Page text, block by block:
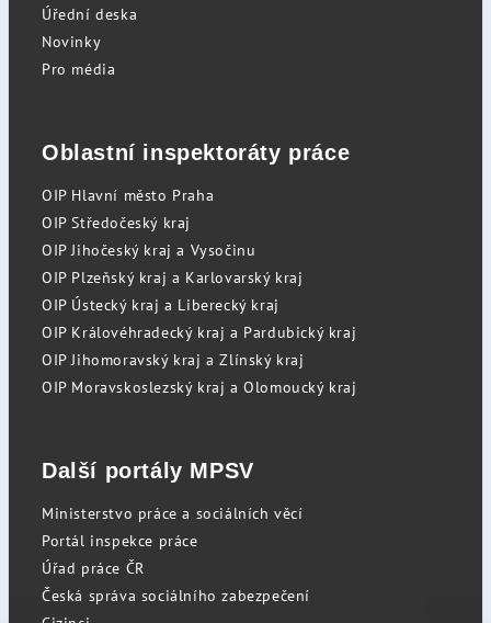
Úřední deska
Novinky
Pro média
Oblastní inspektoráty práce
OIP Hlavní město Praha
OIP Středočeský kraj
OIP Jihočeský kraj a Vysočinu
OIP Plzeňský kraj a Karlovarský kraj
OIP Ústecký kraj a Liberecký kraj
OIP Královéhradecký kraj a Pardubický kraj
OIP Jihomoravský kraj a Zlínský kraj
OIP Moravskoslezský kraj a Olomoucký kraj
Další portály MPSV
Ministerstvo práce a sociálních věcí
Portál inspekce práce
Úřad práce ČR
Česká správa sociálního zabezpečení